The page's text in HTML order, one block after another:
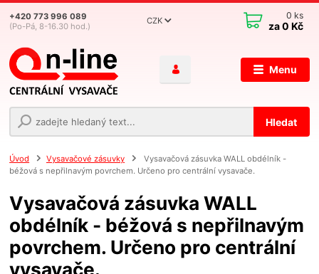
Menu
CZK
Hledat
+420 773 996 089
(Po-Pá, 8-16.30 hod.)
0 ks
za0 Kč
Úvod Vysavačové zásuvky
Vysavačová zásuvka WALL obdélník -
béžová s nepřilnavým povrchem. Určeno pro centrální vysavače.
Vysavačová zásuvka WALL
obdélník - béžová s nepřilnavým
povrchem. Určeno pro centrální
vysavače.